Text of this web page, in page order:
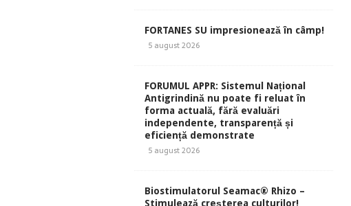
FORTANES SU impresionează în câmp!
5 august 2026
FORUMUL APPR: Sistemul Național
Antigrindină nu poate fi reluat în
forma actuală, fără evaluări
independente, transparență și
eficiență demonstrate
5 august 2026
Biostimulatorul Seamac® Rhizo –
Stimulează creșterea culturilor!